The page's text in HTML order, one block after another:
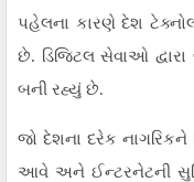
પહેલના કારણે દેશ
છે. ડિજિટલ સેવાઓ
બની રહ્યું છે.
જો દેશના દરેક નાગરિકને
આવે અને ઈન્ટરનેટની